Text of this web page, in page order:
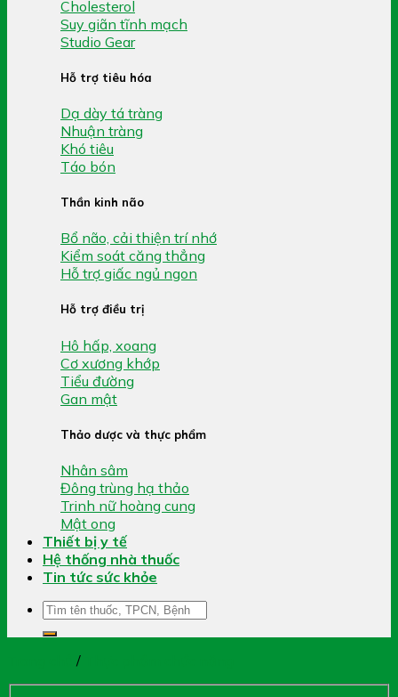
Cholesterol
Suy giãn tĩnh mạch
Studio Gear
Hỗ trợ tiêu hóa
Dạ dày tá tràng
Nhuận tràng
Khó tiêu
Táo bón
Thần kinh não
Bổ não, cải thiện trí nhớ
Kiểm soát căng thẳng
Hỗ trợ giấc ngủ ngon
Hỗ trợ điều trị
Hô hấp, xoang
Cơ xương khớp
Tiểu đường
Gan mật
Thảo dược và thực phẩm
Nhân sâm
Đông trùng hạ thảo
Trinh nữ hoàng cung
Mật ong
Thiết bị y tế
Hệ thống nhà thuốc
Tin tức sức khỏe
Tìm
kiếm:
/